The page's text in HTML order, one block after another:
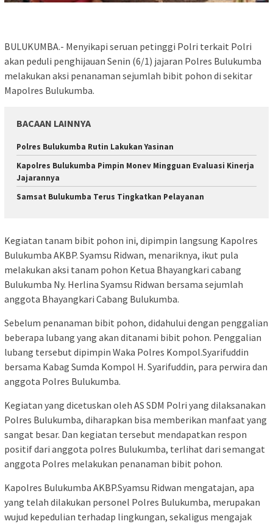
BULUKUMBA.- Menyikapi seruan petinggi Polri terkait Polri
akan peduli penghijauan Senin (6/1) jajaran Polres Bulukumba
melakukan aksi penanaman sejumlah bibit pohon di sekitar
Mapolres Bulukumba.
BACAAN LAINNYA
Polres Bulukumba Rutin Lakukan Yasinan
Kapolres Bulukumba Pimpin Monev Mingguan Evaluasi Kinerja
Jajarannya
Samsat Bulukumba Terus Tingkatkan Pelayanan
Kegiatan tanam bibit pohon ini, dipimpin langsung Kapolres
Bulukumba AKBP. Syamsu Ridwan, menariknya, ikut pula
melakukan aksi tanam pohon Ketua Bhayangkari cabang
Bulukumba Ny. Herlina Syamsu Ridwan bersama sejumlah
anggota Bhayangkari Cabang Bulukumba.
Sebelum penanaman bibit pohon, didahului dengan penggalian
beberapa lubang yang akan ditanami bibit pohon. Penggalian
lubang tersebut dipimpin Waka Polres Kompol.Syarifuddin
bersama Kabag Sumda Kompol H. Syarifuddin, para perwira dan
anggota Polres Bulukumba.
Kegiatan yang dicetuskan oleh AS SDM Polri yang dilaksanakan
Polres Bulukumba, diharapkan bisa memberikan manfaat yang
sangat besar. Dan kegiatan tersebut mendapatkan respon
positif dari anggota polres Bulukumba, terlihat dari semangat
anggota Polres melakukan penanaman bibit pohon.
Kapolres Bulukumba AKBP.Syamsu Ridwan mengatajan, apa
yang telah dilakukan personel Polres Bulukumba, merupakan
wujud kepedulian terhadap lingkungan, sekaligus mengajak